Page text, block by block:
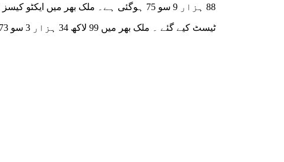
ٹیسٹ کیے گئے ۔ ملک بھر میں 99 لاکھ 34 ہزار 3 سو 73 ٹیسٹ کیے جاچکے ہیں۔